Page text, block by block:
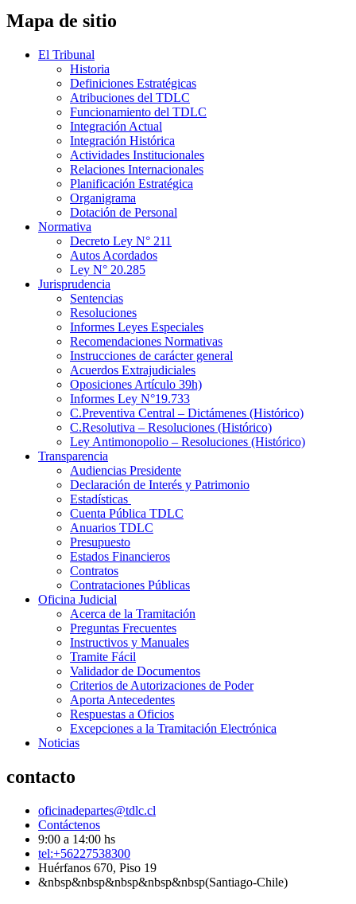
Mapa de sitio
El Tribunal
Historia
Definiciones Estratégicas
Atribuciones del TDLC
Funcionamiento del TDLC
Integración Actual
Integración Histórica
Actividades Institucionales
Relaciones Internacionales
Planificación Estratégica
Organigrama
Dotación de Personal
Normativa
Decreto Ley N° 211
Autos Acordados
Ley N° 20.285
Jurisprudencia
Sentencias
Resoluciones
Informes Leyes Especiales
Recomendaciones Normativas
Instrucciones de carácter general
Acuerdos Extrajudiciales
Oposiciones Artículo 39h)
Informes Ley N°19.733
C.Preventiva Central – Dictámenes (Histórico)
C.Resolutiva – Resoluciones (Histórico)
Ley Antimonopolio – Resoluciones (Histórico)
Transparencia
Audiencias Presidente
Declaración de Interés y Patrimonio
Estadísticas
Cuenta Pública TDLC
Anuarios TDLC
Presupuesto
Estados Financieros
Contratos
Contrataciones Públicas
Oficina Judicial
Acerca de la Tramitación
Preguntas Frecuentes
Instructivos y Manuales
Tramite Fácil
Validador de Documentos
Criterios de Autorizaciones de Poder
Aporta Antecedentes
Respuestas a Oficios
Excepciones a la Tramitación Electrónica
Noticias
contacto
oficinadepartes@tdlc.cl
Contáctenos
9:00 a 14:00 hs
tel:+56227538300
Huérfanos 670, Piso 19
&nbsp&nbsp&nbsp&nbsp&nbsp(Santiago-Chile)